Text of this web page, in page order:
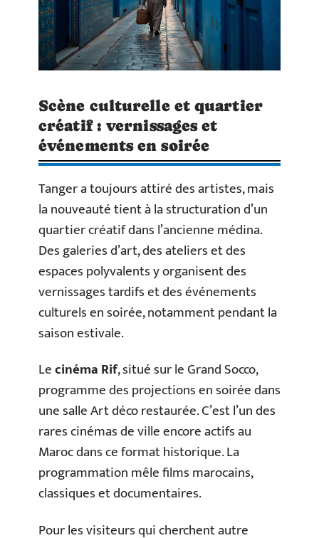
Scène culturelle et quartier
créatif : vernissages et
événements en soirée
Tanger a toujours attiré des artistes, mais
la nouveauté tient à la structuration d’un
quartier créatif dans l’ancienne médina.
Des galeries d’art, des ateliers et des
espaces polyvalents y organisent des
vernissages tardifs et des événements
culturels en soirée, notamment pendant la
saison estivale.
Lecinéma Rif, situé sur le Grand Socco,
programme des projections en soirée dans
une salle Art déco restaurée. C’est l’un des
rares cinémas de ville encore actifs au
Maroc dans ce format historique. La
programmation mêle films marocains,
classiques et documentaires.
Pour les visiteurs qui cherchent autre